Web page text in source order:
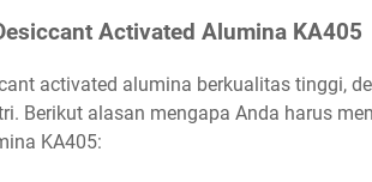
Activated Alumina KA405
activated alumina berkualitas tinggi,
Berikut alasan mengapa Anda harus
KA405: